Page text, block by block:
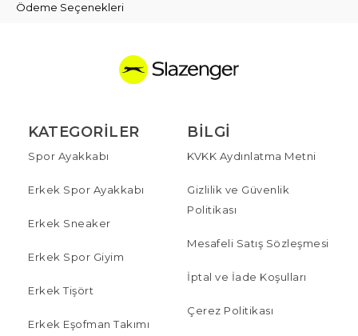
Ödeme Seçenekleri
KATEGORILER
Spor Ayakkabı
Erkek Spor Ayakkabı
Erkek Sneaker
Erkek Spor Giyim
Erkek Tişört
Erkek Eşofman Takımı
BILGI
KVKK Aydınlatma Metni
Gizlilik ve Güvenlik
Politikası
Mesafeli Satış Sözleşmesi
İptal ve İade Koşulları
Çerez Politikası